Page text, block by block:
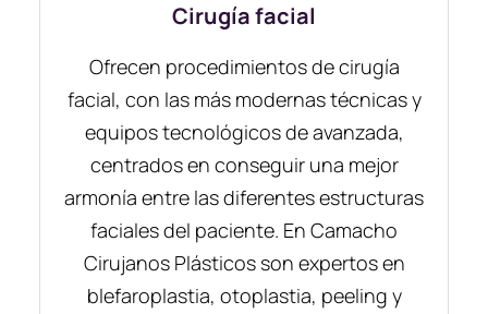
Cirugía facial
Ofrecen procedimientos de cirugía
facial, con las más modernas técnicas y
equipos tecnológicos de avanzada,
centrados en conseguir una mejor
armonía entre las diferentes estructuras
faciales del paciente. En Camacho
Cirujanos Plásticos son expertos en
blefaroplastia, otoplastia, peeling y